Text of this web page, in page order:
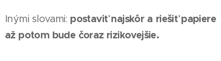
Inými slovami: postaviť najskôr a riešiť papiere
až potom bude čoraz rizikovejšie.